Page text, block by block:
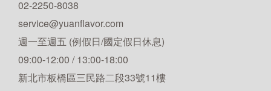
02-2250-8038
service@yuanflavor.com
週一至週五 (例假日/國定假日休息)
09:00-12:00 / 13:00-18:00
新北市板橋區三民路二段33號11樓